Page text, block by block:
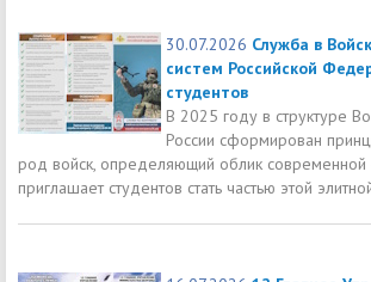
30.07.2026 Служба в
систем Российской
студентов
В 2025 году в структуре
России сформирован
род войск, определяющий облик
приглашает студентов стать частью этой